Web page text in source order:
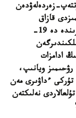
زەردەلەۋدەن
قازاق
حاندىعىنان بەرى قاراي سىلتەيمىز. ونىڭ وزىندە دە 19-
ادامزات
رۋحىمىز ويانىپ،
ءداۋىرى مەن
نەلىكتەن